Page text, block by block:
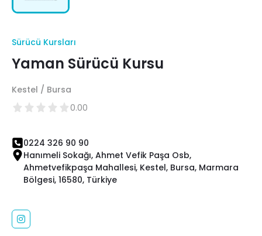
Sürücü Kursları
Yaman Sürücü Kursu
Kestel / Bursa
0.00
0224 326 90 90
Hanımeli Sokağı, Ahmet Vefik Paşa Osb,
Ahmetvefikpaşa Mahallesi, Kestel, Bursa, Marmara
Bölgesi, 16580, Türkiye